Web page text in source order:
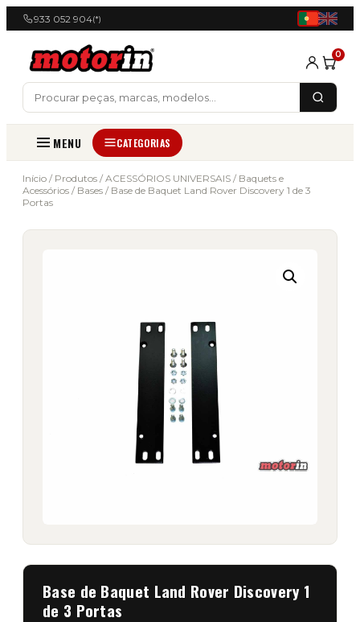
933 052 904(*)
0
MENU CATEGORIAS
Início / Produtos / ACESSÓRIOS UNIVERSAIS / Baquets e
Acessórios / Bases / Base de Baquet Land Rover Discovery 1 de 3
Portas
Base de Baquet Land Rover Discovery 1
de 3 Portas